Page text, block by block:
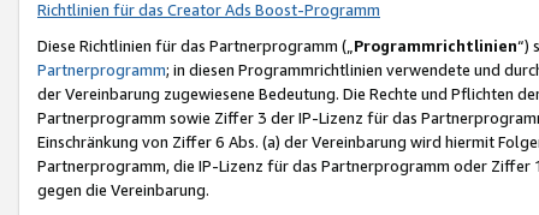
Richtlinien für das Creator Ads Boost-Programm
Diese Richtlinien für das Partnerprogramm („Programmrichtlinien“)
Partnerprogramm; in diesen Programmrichtlinien verwendete und
der Vereinbarung zugewiesene Bedeutung. Die Rechte und Pflichten
Partnerprogramm sowie Ziffer 3 der IP-Lizenz für das
Einschränkung von Ziffer 6 Abs. (a) der Vereinbarung wird hiermit
Partnerprogramm, die IP-Lizenz für das Partnerprogramm oder
gegen die Vereinbarung.